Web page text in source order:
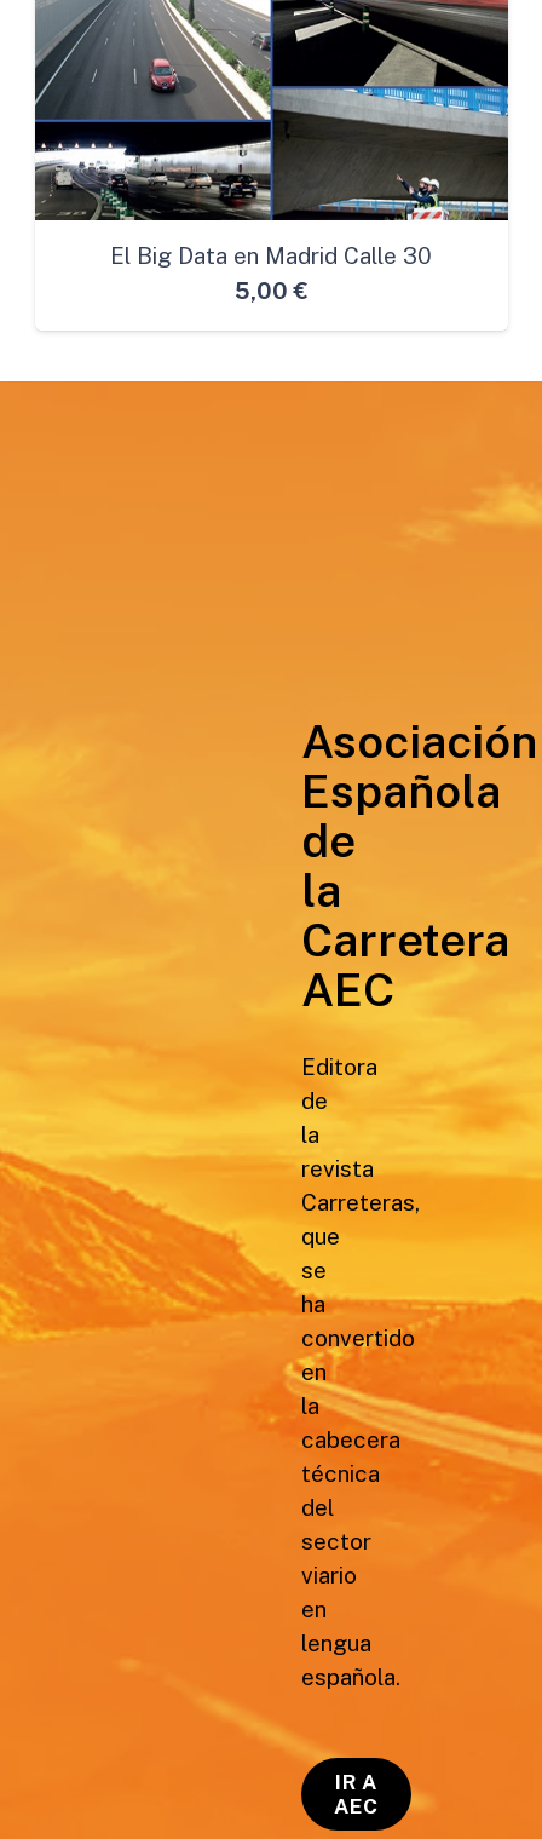
El Big Data en Madrid Calle 30
5,00 €
Asociación
Española
de
la
Carretera
AEC
Editora
de
la
revista
Carreteras,
que
se
ha
convertido
en
la
cabecera
técnica
del
sector
viario
en
lengua
española.
IR A
AEC